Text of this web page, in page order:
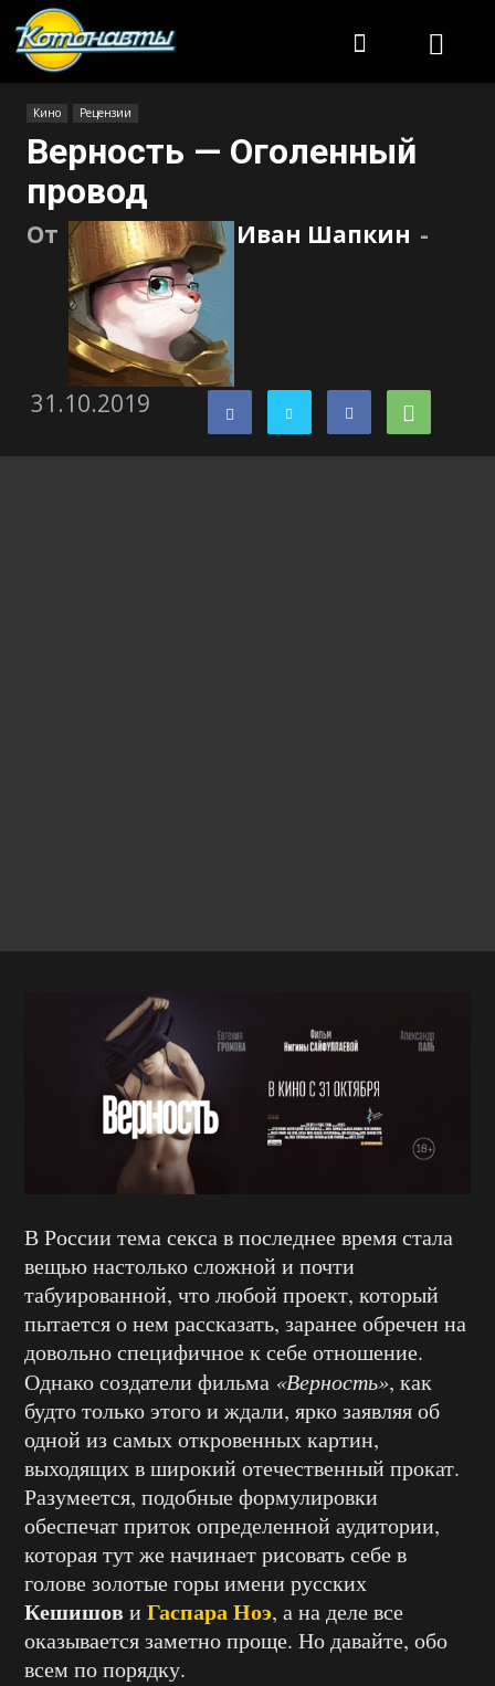
Кино Рецензии
Верность — Оголенный
провод
От Иван Шапкин -
31.10.2019
В России тема секса в последнее время стала
вещью настолько сложной и почти
табуированной, что любой проект, который
пытается о нем рассказать, заранее обречен на
довольно специфичное к себе отношение.
Однако создатели фильма «Верность», как
будто только этого и ждали, ярко заявляя об
одной из самых откровенных картин,
выходящих в широкий отечественный прокат.
Разумеется, подобные формулировки
обеспечат приток определенной аудитории,
которая тут же начинает рисовать себе в
голове золотые горы имени русских
Кешишови Гаспара Ноэ, а на деле все
оказывается заметно проще. Но давайте, обо
всем по порядку.